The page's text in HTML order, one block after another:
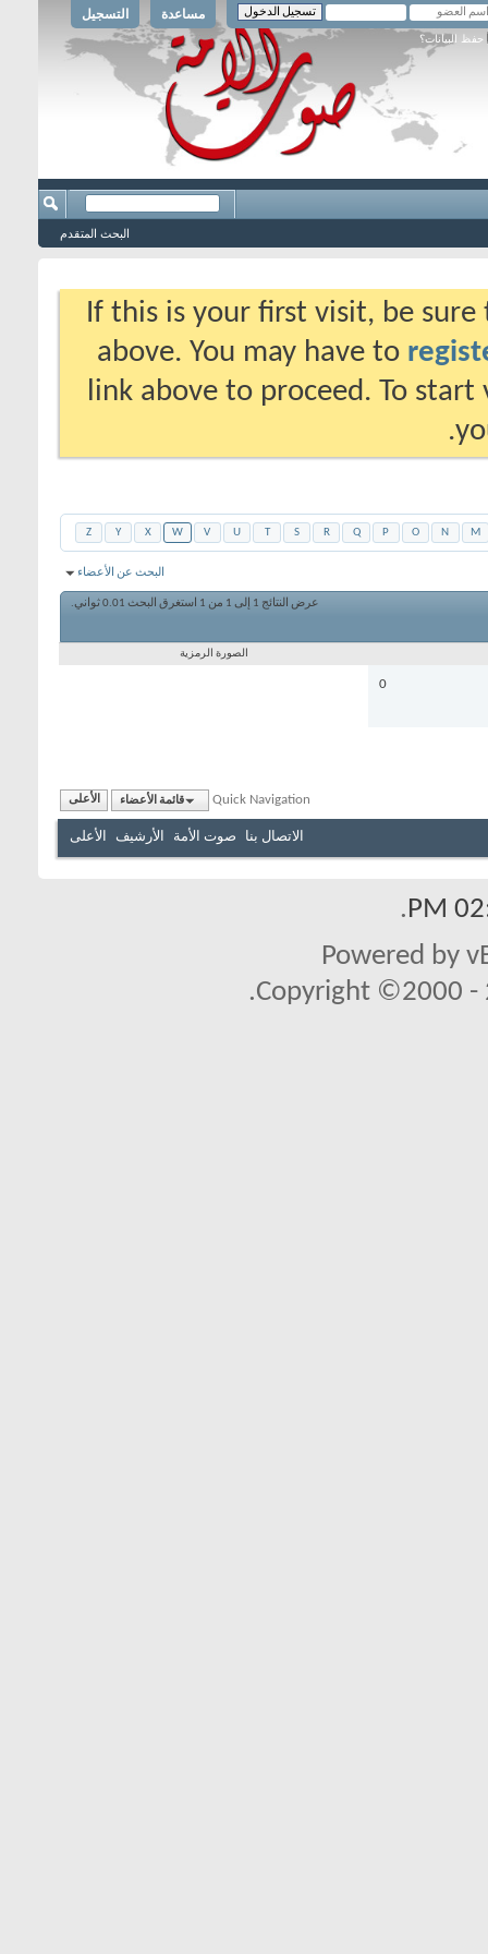
التسجيل مساعدة
حفظ البيانات؟
البحث المتقدم
If this is your first visit, be
above. You may have to
link above to proceed. To
M
N
O
P
Q
R
S
T
U
V
W
X
Y
Z
البحث عن الأعضاء
عرض النتائج 1 إلى 1 من 1 استغرق البحث 0.01ثواني.
الصورة الرمزية
0
Quick Navigation قائمة الأعضاء الأعلى
الاتصال بنا صوت الأمة الأرشيف الأعلى
.
Powered by
Copyright ©2000 -